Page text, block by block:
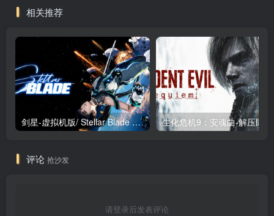
相关推荐
剑星-虚拟机版/ Stellar Blade v1.4.1|Build.19963153 终极版新补丁 送修改器 免安装中文版
评论 抢沙发
请登录后发表评论